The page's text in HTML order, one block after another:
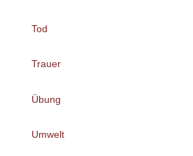
Tod
Trauer
Übung
Umwelt